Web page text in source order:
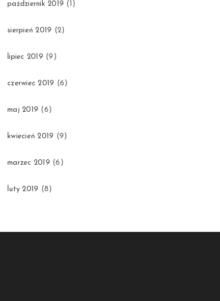
październik 2019 (1)
sierpień 2019 (2)
lipiec 2019 (9)
czerwiec 2019 (6)
maj 2019 (6)
kwiecień 2019 (9)
marzec 2019 (6)
luty 2019 (8)